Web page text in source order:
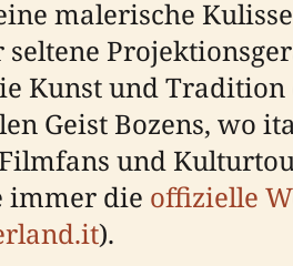
malerische
Kunst und Tradition
Geist Bozens, wo
und
immer die offizielle
).